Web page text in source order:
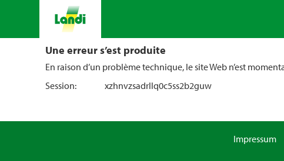
Une erreur s’est produite
En raison d’un problème technique, le site Web n’est
Session:
xzhnvzsadrllq0c5ss2b2guw
Impressum